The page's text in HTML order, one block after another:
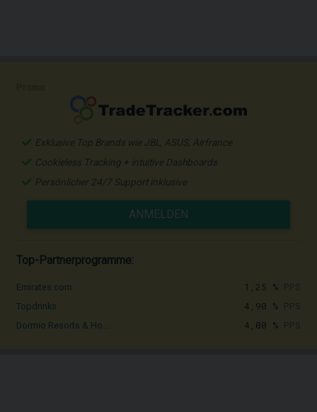
Exklusive Top Brands wie JBL, ASUS, Airfrance
Cookieless Tracking + intuitive Dashboards
Persönlicher 24/7 Support inklusive
ANMELDEN
Top-Partnerprogramme:
Emirates.com 1,25 %
Topdrinks 4,90 %
Dormio Resorts & Ho... 4,00 %